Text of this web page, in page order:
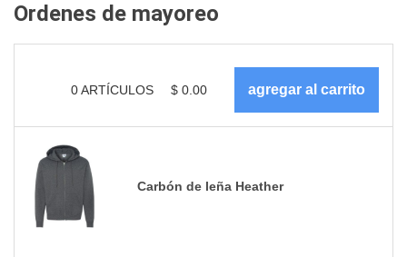
Ordenes de mayoreo
0ARTÍCULOS $ 0.00
Carbón de leña Heather